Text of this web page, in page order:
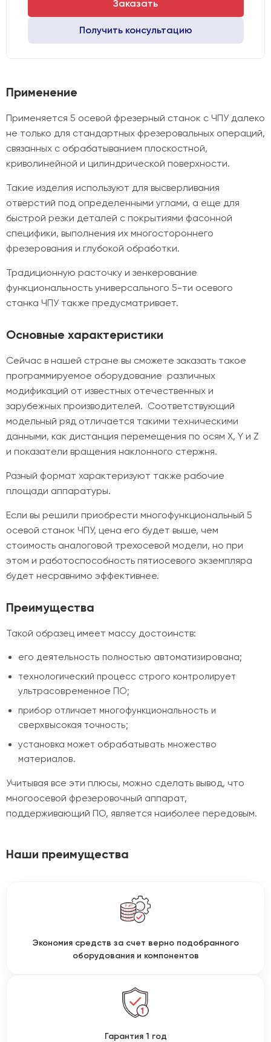
Заказать
Получить консультацию
Применение
Применяется 5 осевой фрезерный станок с ЧПУ далеко
не только для стандартных фрезеровальных операций,
связанных с обрабатыванием плоскостной,
криволинейной и цилиндрической поверхности.
Такие изделия используют для высверливания
отверстий под определенными углами, а еще для
быстрой резки деталей с покрытиями фасонной
специфики, выполнения их многостороннего
фрезерования и глубокой обработки.
Традиционную расточку и зенкерование
функциональность универсального 5-ти осевого
станка ЧПУ также предусматривает.
Основные характеристики
Сейчас в нашей стране вы сможете заказать такое
программируемое оборудование различных
модификаций от известных отечественных и
зарубежных производителей. Соответствующий
модельный ряд отличается такими техническими
данными, как дистанция перемещения по осям X, Y и Z
и показатели вращения наклонного стержня.
Разный формат характеризуют также рабочие
площади аппаратуры.
Если вы решили приобрести многофункциональный 5
осевой станок ЧПУ, цена его будет выше, чем
стоимость аналоговой трехосевой модели, но при
этом и работоспособность пятиосевого экземпляра
будет несравнимо эффективнее.
Преимущества
Такой образец имеет массу достоинств:
его деятельность полностью автоматизирована;
технологический процесс строго контролирует
ультрасовременное ПО;
прибор отличает многофункциональность и
сверхвысокая точность;
установка может обрабатывать множество
материалов.
Учитывая все эти плюсы, можно сделать вывод, что
многоосевой фрезеровочный аппарат,
поддерживающий ПО, является наиболее передовым.
Наши преимущества
Экономия средств за счет верно подобранного
оборудования и компонентов
Гарантия 1 год